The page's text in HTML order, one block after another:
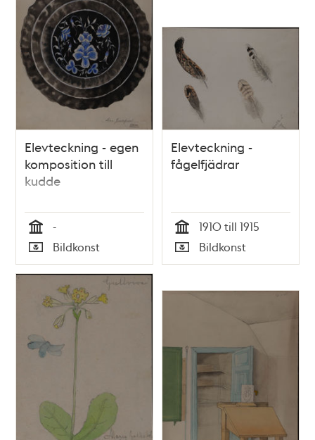
teman
Elevteckning - egen
komposition till
kudde
Tid
-
Typ
Bildkonst
Elevteckning -
fågelfjädrar
Tid
1910 till 1915
Typ
Bildkonst